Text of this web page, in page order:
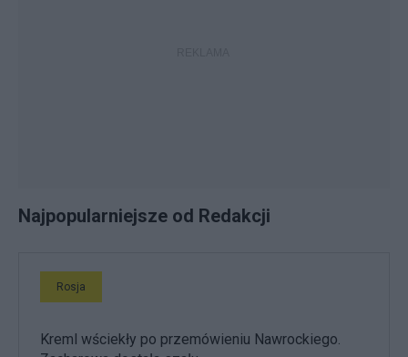
Najpopularniejsze od Redakcji
Rosja
Kreml wściekły po przemówieniu Nawrockiego.